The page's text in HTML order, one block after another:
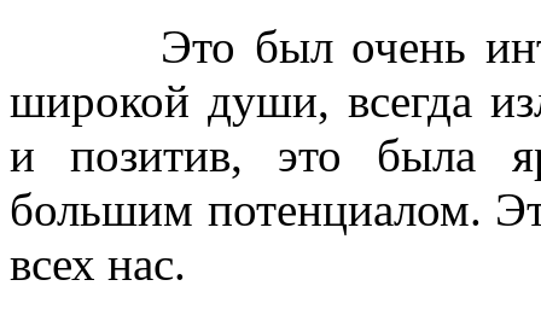
Это был очень
широкой души, всегда
и позитив, это была
большим потенциалом.
всех нас.